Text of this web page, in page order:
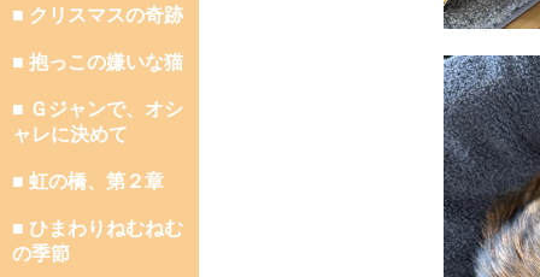
■ クリスマスの奇跡
■ 抱っこの嫌いな猫
■ Ｇジャンで、オシ
ャレに決めて
■ 虹の橋、第２章
■ ひまわりねむねむ
の季節